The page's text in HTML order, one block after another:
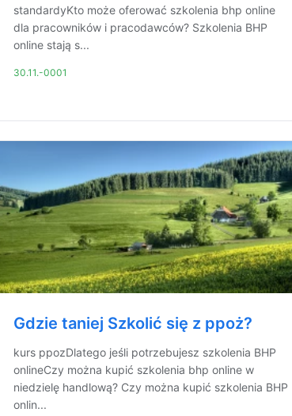
standardyKto może oferować szkolenia bhp online
dla pracowników i pracodawców? Szkolenia BHP
online stają s...
30.11.-0001
Gdzie taniej Szkolić się z ppoż?
kurs ppozDlatego jeśli potrzebujesz szkolenia BHP
onlineCzy można kupić szkolenia bhp online w
niedzielę handlową? Czy można kupić szkolenia BHP
onlin...